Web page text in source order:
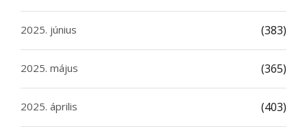
2025. június (383)
2025. május (365)
2025. április (403)